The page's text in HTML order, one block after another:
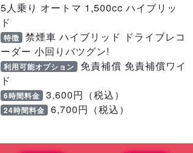
5人乗り オートマ 1,500cc ハイブリッ
ド
特徴 禁煙車 ハイブリッド ドライブレコ
ーダー 小回りバツグン!
利用可能オプション 免責補償 免責補償ワイ
ド
6時間料金 3,600円（税込）
24時間料金 6,700円（税込）